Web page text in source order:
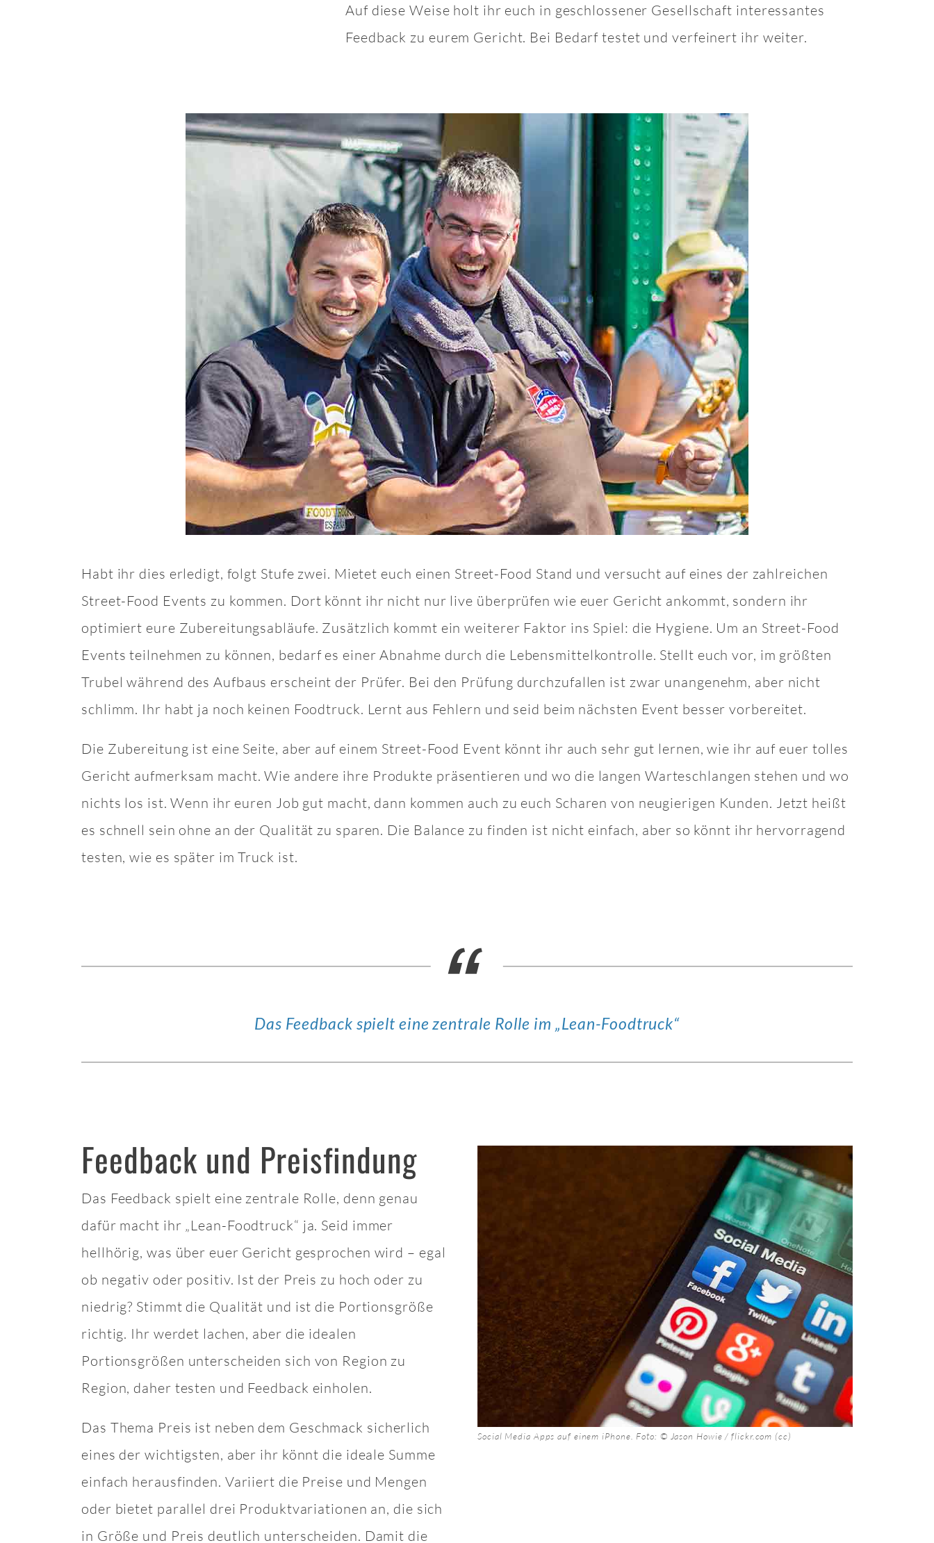
Auf diese Weise holt ihr euch in geschlossener Gesellschaft interessantes
Feedback zu eurem Gericht. Bei Bedarf testet und verfeinert ihr weiter.
Habt ihr dies erledigt, folgt Stufe zwei. Mietet euch einen Street-Food Stand und versucht auf eines der zahlreichen
Street-Food Events zu kommen. Dort könnt ihr nicht nur live überprüfen wie euer Gericht ankommt, sondern ihr
optimiert eure Zubereitungsabläufe. Zusätzlich kommt ein weiterer Faktor ins Spiel: die Hygiene. Um an Street-Food
Events teilnehmen zu können, bedarf es einer Abnahme durch die Lebensmittelkontrolle. Stellt euch vor, im größten
Trubel während des Aufbaus erscheint der Prüfer. Bei den Prüfung durchzufallen ist zwar unangenehm, aber nicht
schlimm. Ihr habt ja noch keinen Foodtruck. Lernt aus Fehlern und seid beim nächsten Event besser vorbereitet.
Die Zubereitung ist eine Seite, aber auf einem Street-Food Event könnt ihr auch sehr gut lernen, wie ihr auf euer tolles
Gericht aufmerksam macht. Wie andere ihre Produkte präsentieren und wo die langen Warteschlangen stehen und wo
nichts los ist. Wenn ihr euren Job gut macht, dann kommen auch zu euch Scharen von neugierigen Kunden. Jetzt heißt
es schnell sein ohne an der Qualität zu sparen. Die Balance zu finden ist nicht einfach, aber so könnt ihr hervorragend
testen, wie es später im Truck ist.
Das Feedback spielt eine zentrale Rolle im „Lean-Foodtruck“
Social Media Apps auf einem iPhone. Foto: © Jason Howie /flickr.com (cc)
Feedback und Preisfindung
Das Feedback spielt eine zentrale Rolle, denn genau
dafür macht ihr „Lean-Foodtruck“ ja. Seid immer
hellhörig, was über euer Gericht gesprochen wird – egal
ob negativ oder positiv. Ist der Preis zu hoch oder zu
niedrig? Stimmt die Qualität und ist die Portionsgröße
richtig. Ihr werdet lachen, aber die idealen
Portionsgrößen unterscheiden sich von Region zu
Region, daher testen und Feedback einholen.
Das Thema Preis ist neben dem Geschmack sicherlich
eines der wichtigsten, aber ihr könnt die ideale Summe
einfach herausfinden. Variiert die Preise und Mengen
oder bietet parallel drei Produktvariationen an, die sich
in Größe und Preis deutlich unterscheiden. Damit die